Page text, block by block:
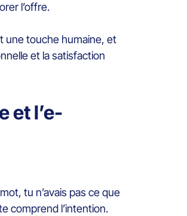
l’offre.
une touche humaine, et
et la satisfaction
et l’e-
tu n’avais pas ce que
comprend l’intention.